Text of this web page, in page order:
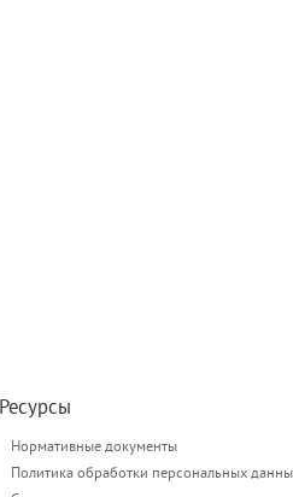
Ресурсы
Нормативные документы
Политика обработки персональных